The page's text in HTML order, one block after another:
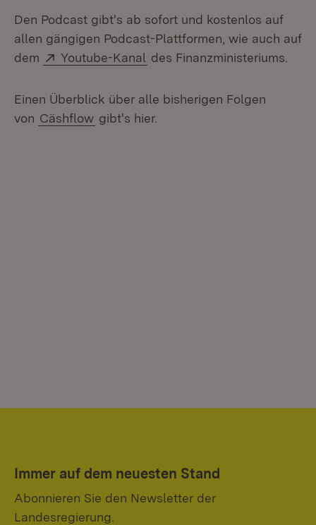
Den Podcast gibt's ab sofort und kostenlos auf
allen gängigen Podcast-Plattformen, wie auch auf
dem
Extern:
Youtube-Kanal (Öffnet in neuem Fenster)
des Finanzministeriums.
Einen Überblick über alle bisherigen Folgen
von Cäshflow gibt's hier.
Immer auf dem neuesten Stand
Abonnieren Sie den Newsletter der
Landesregierung.